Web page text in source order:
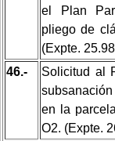
el Plan
pliego de
(Expte.
46.-
Solicitud al
en la
O2. (Expte.